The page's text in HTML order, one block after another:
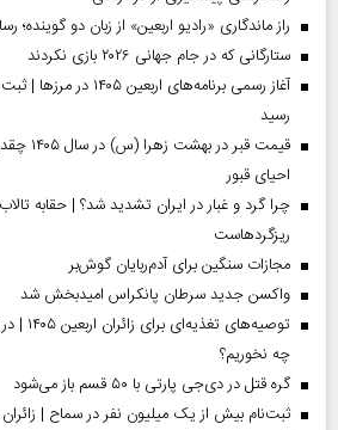
راز ماندگاری «رادیو اربعین» از زبان دو
ستارگانی که در جام جهانی ۲۰۲۶ بازی نکردند
رسید
قیمت
احیای قبور
چرا گرد و غبار در ایران تشدید شد؟ | حقابه
ریزگردهاست
مجازات سنگین برای آدم‌ربایان گوش‌بر
واکسن جدید سرطان پانکراس امیدبخش شد
چه نخوریم؟
گره قتل در دی‌جی پارتی با ۵۰ قسم باز می‌شود
ثبت‌نام بیش از یک میلیون نفر در سماح |